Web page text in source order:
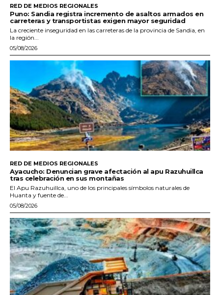
RED DE MEDIOS REGIONALES
Puno: Sandia registra incremento de asaltos armados en
carreteras y transportistas exigen mayor seguridad
La creciente inseguridad en las carreteras de la provincia de Sandia, en
la región...
05/08/2026
RED DE MEDIOS REGIONALES
Ayacucho: Denuncian grave afectación al apu Razuhuillca
tras celebración en sus montañas
El Apu Razuhuillca, uno de los principales símbolos naturales de
Huanta y fuente de...
05/08/2026